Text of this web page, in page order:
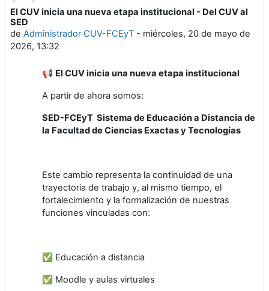
El CUV inicia una nueva etapa institucional - Del CUV al
SED
de Administrador CUV-FCEyT - miércoles, 20 de mayo de
2026, 13:32
📢 El CUV inicia una nueva etapa institucional
A partir de ahora somos:
SED-FCEyT Sistema de Educación a Distancia de
la Facultad de Ciencias Exactas y Tecnologías
Este cambio representa la continuidad de una
trayectoria de trabajo y, al mismo tiempo, el
fortalecimiento y la formalización de nuestras
funciones vinculadas con:
✅ Educación a distancia
✅ Moodle y aulas virtuales